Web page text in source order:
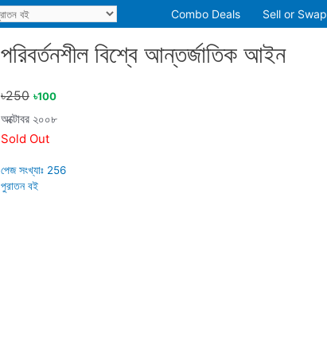
Combo Deals Sell or Swap
পরিবর্তনশীল বিশ্বে আন্তর্জাতিক আইন
৳250 ৳100
অক্টোবর ২০০৮
Sold Out
পেজ সংখ্যাঃ 256
পুরাতন বই